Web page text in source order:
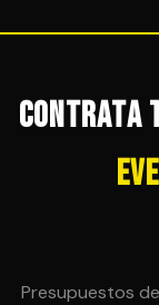
de última hora.
Contrata
Presupuestos